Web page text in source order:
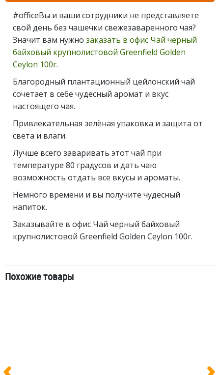
#officeВы и ваши сотрудники не представляете
свой день без чашечки свежезаваренного чая?
Значит вам нужно заказать в офис Чай черный
байховый крупнолистовой Greenfield Golden
Ceylon 100г.
Благородный плантационный цейлонский чай
сочетает в себе чудесный аромат и вкус
настоящего чая.
Привлекательная зелёная упаковка и защита от
света и влаги.
Лучше всего заваривать этот чай при
температуре 80 градусов и дать чаю
возможность отдать все вкусы и ароматы.
Немного времени и вы получите чудесный
напиток.
Заказывайте в офис Чай черный байховый
крупнолистовой Greenfield Golden Ceylon 100г.
Похожие товары